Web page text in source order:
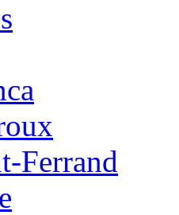
Ferrand